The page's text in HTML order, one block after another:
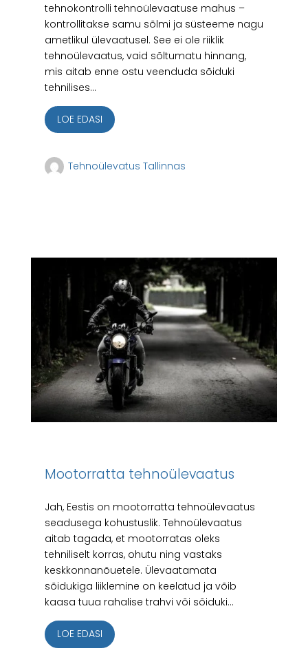
tehnokontrolli tehnoülevaatuse mahus –
kontrollitakse samu sõlmi ja süsteeme nagu
ametlikul ülevaatusel. See ei ole riiklik
tehnoülevaatus, vaid sõltumatu hinnang,
mis aitab enne ostu veenduda sõiduki
tehnilises...
LOE EDASI
Tehnoülevatus Tallinnas
Mootorratta tehnoülevaatus
Jah, Eestis on mootorratta tehnoülevaatus
seadusega kohustuslik. Tehnoülevaatus
aitab tagada, et mootorratas oleks
tehniliselt korras, ohutu ning vastaks
keskkonnanõuetele. Ülevaatamata
sõidukiga liiklemine on keelatud ja võib
kaasa tuua rahalise trahvi või sõiduki...
LOE EDASI